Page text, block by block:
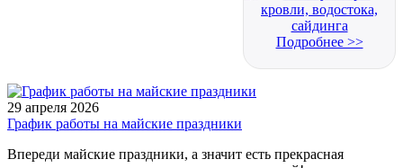
Подробнее >>
29 апреля 2026
График работы на майские праздники
Впереди майские праздники, а значит есть прекрасная